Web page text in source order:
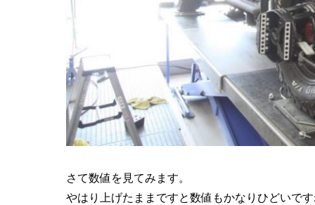
さて数値を見てみます。
やはり上げたままですと数値もかなりひどいで